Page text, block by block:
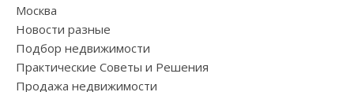
Москва
Новости разные
Подбор недвижимости
Практические Советы и Решения
Продажа недвижимости